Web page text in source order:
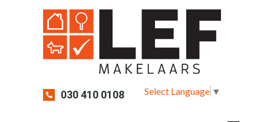
030 410 0108 Select Language ▼